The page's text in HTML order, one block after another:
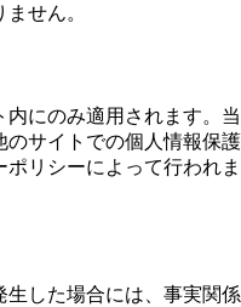
せん。
にのみ適用されます。当
サイトでの個人情報保護
リシーによって行われま
生した場合には、事実関係